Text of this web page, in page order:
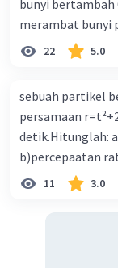
bunyi bertambah
merambat bunyi
22 5.0
sebuah partikel
persamaan
detik.Hitunglah:
b)percepaatan
11 3.0